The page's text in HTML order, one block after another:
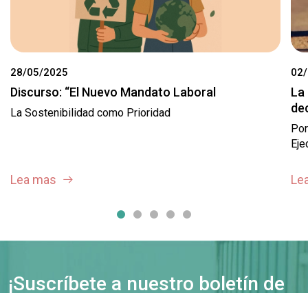
28/05/2025
Discurso: “El Nuevo Mandato Laboral
La Sostenibilidad como Prioridad
Lea mas
La
¡Suscríbete a nuestro boletín de